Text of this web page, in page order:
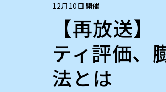
12月10日開催
【再放送
ティ評価、
法とは